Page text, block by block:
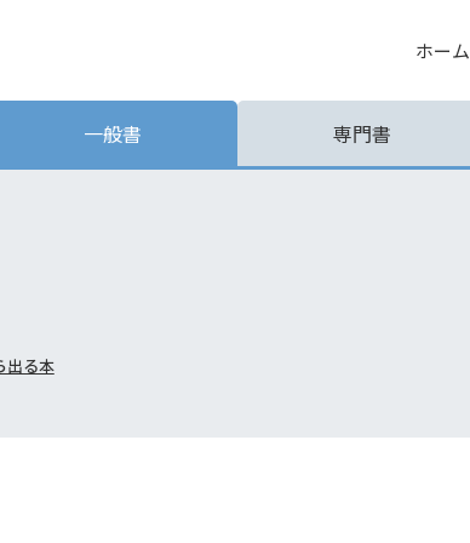
ホーム
一般書 専門書
出る本